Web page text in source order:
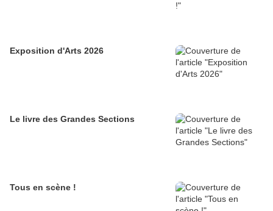
Exposition d'Arts 2026
Le livre des Grandes Sections
Tous en scène !